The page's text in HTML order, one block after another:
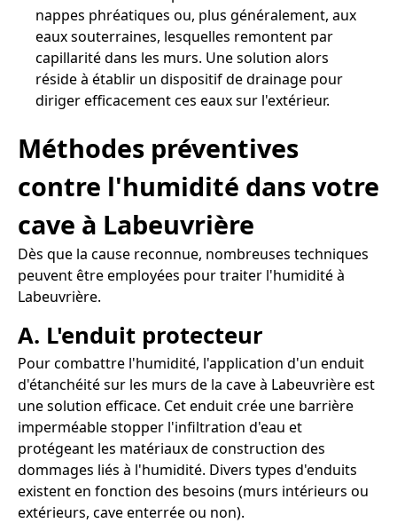
nappes phréatiques ou, plus généralement, aux
eaux souterraines, lesquelles remontent par
capillarité dans les murs. Une solution alors
réside à établir un dispositif de drainage pour
diriger efficacement ces eaux sur l'extérieur.
Méthodes préventives
contre l'humidité dans votre
cave à Labeuvrière
Dès que la cause reconnue, nombreuses techniques
peuvent être employées pour traiter l'humidité à
Labeuvrière.
A. L'enduit protecteur
Pour combattre l'humidité, l'application d'un enduit
d'étanchéité sur les murs de la cave à Labeuvrière est
une solution efficace. Cet enduit crée une barrière
imperméable stopper l'infiltration d'eau et
protégeant les matériaux de construction des
dommages liés à l'humidité. Divers types d'enduits
existent en fonction des besoins (murs intérieurs ou
extérieurs, cave enterrée ou non).